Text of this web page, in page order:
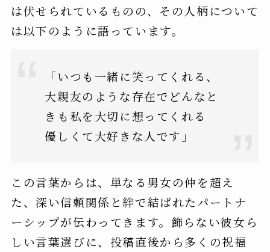
は伏せられているものの、その人柄について
は以下のように語っています。
「いつも一緒に笑ってくれる、
大親友のような存在でどんなと
きも私を大切に想ってくれる
優しくて大好きな人です」
この言葉からは、単なる男女の仲を超え
た、深い信頼関係と絆で結ばれたパートナ
ーシップが伝わってきます。飾らない彼女ら
しい言葉選びに、投稿直後から多くの祝福